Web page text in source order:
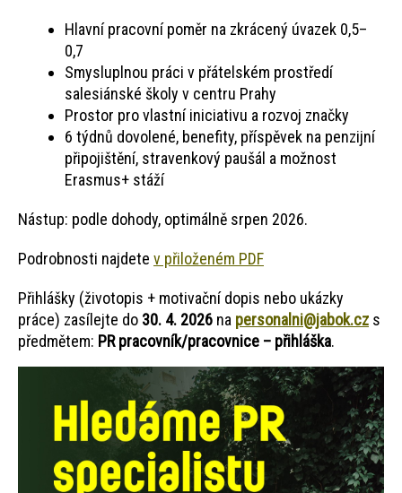
Hlavní pracovní poměr na zkrácený úvazek 0,5–
0,7
Smysluplnou práci v přátelském prostředí
salesiánské školy v centru Prahy
Prostor pro vlastní iniciativu a rozvoj značky
6 týdnů dovolené, benefity, příspěvek na penzijní
připojištění, stravenkový paušál a možnost
Erasmus+ stáží
Nástup: podle dohody, optimálně srpen 2026.
Podrobnosti najdete v přiloženém PDF
Přihlášky (životopis + motivační dopis nebo ukázky
práce) zasílejte do 30. 4. 2026 na personalni@jabok.cz s
předmětem: PR pracovník/pracovnice – přihláška.